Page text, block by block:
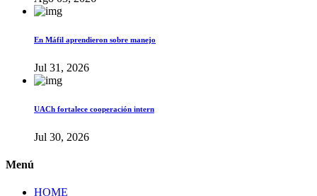
En Máfil aprendieron sobre manejo
Jul 31, 2026
UACh fortalece cooperación intern
Jul 30, 2026
Menú
HOME